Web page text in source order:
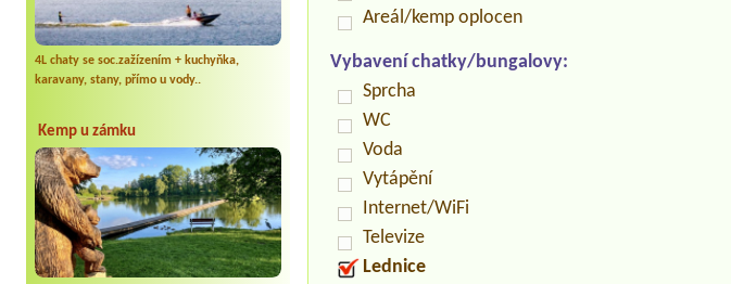
4L chaty se soc.zažízením + kuchyňka,
karavany, stany, přímo u vody..
Kemp u zámku
Areál/kemp oplocen
Vybavení chatky/bungalovy:
Sprcha
WC
Voda
Vytápění
Internet/WiFi
Televize
Lednice